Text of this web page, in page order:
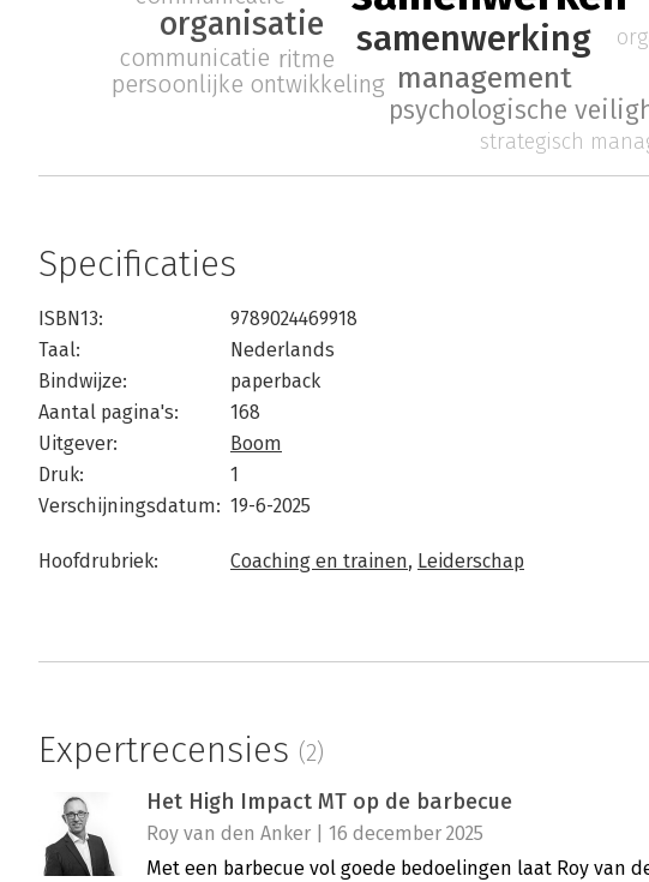
samenwerking
organisatie
management
psychologische
persoonlijke ontwikkeling
ritme
communicatie
strategisch
Specificaties
ISBN13:
9789024469918
Taal:
Nederlands
Bindwijze:
paperback
Aantal pagina's:
168
Uitgever:
Boom
Druk:
1
Verschijningsdatum: 19-6-2025
Hoofdrubriek: Coaching en trainen, Leiderschap
Expertrecensies (2)
Het High Impact MT op de barbecue
Roy van den Anker | 16 december 2025
Met een barbecue vol goede bedoelingen laat Roy van